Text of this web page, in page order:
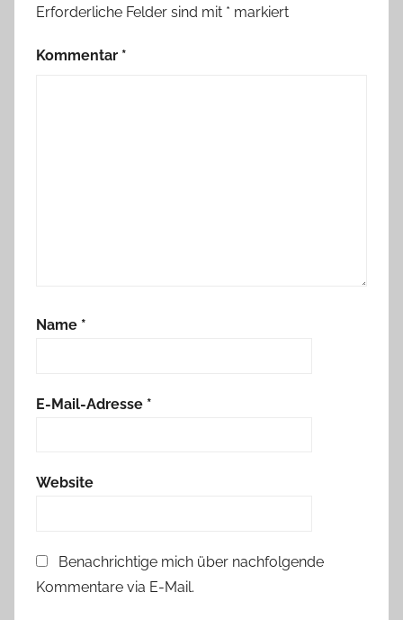
Erforderliche Felder sind mit * markiert
Kommentar *
Name *
E-Mail-Adresse *
Website
Benachrichtige mich über nachfolgende
Kommentare via E-Mail.